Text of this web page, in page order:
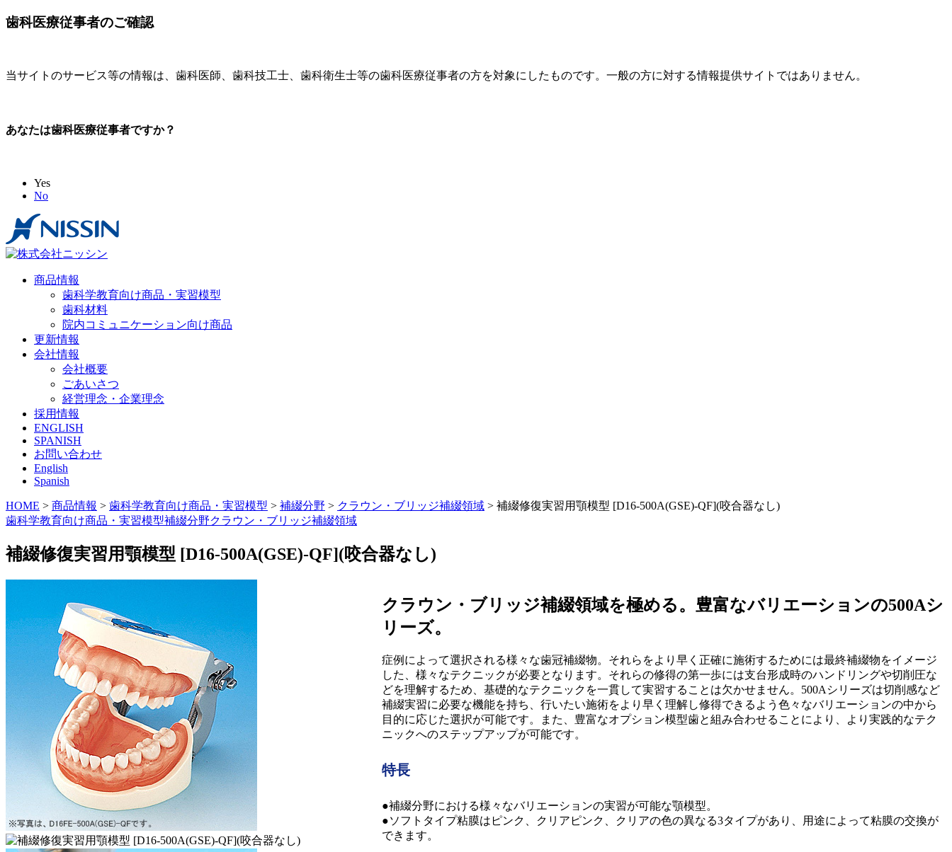
歯科医療従事者のご確認
当サイトのサービス等の情報は、歯科医師、歯科技工士、歯科衛生士等の歯科医療従事者の方を対象にしたものです。一般の方に対する情報提供サイトではありません。
あなたは歯科医療従事者ですか？
Yes
No
商品情報
歯科学教育向け商品・実習模型
歯科材料
院内コミュニケーション向け商品
更新情報
会社情報
会社概要
ごあいさつ
経営理念・企業理念
採用情報
ENGLISH
SPANISH
お問い合わせ
English
Spanish
HOME > 商品情報 > 歯科学教育向け商品・実習模型 > 補綴分野 > クラウン・ブリッジ補綴領域 > 補綴修復実習用顎模型 [D16-500A(GSE)-QF](咬合器なし)
歯科学教育向け商品・実習模型補綴分野クラウン・ブリッジ補綴領域
補綴修復実習用顎模型 [D16-500A(GSE)-QF](咬合器なし)
クラウン・ブリッジ補綴領域を極める。豊富なバリエーションの500Aシ
リーズ。
症例によって選択される様々な歯冠補綴物。それらをより早く正確に施術するためには最終補綴物をイメージ
した、様々なテクニックが必要となります。それらの修得の第一歩には支台形成時のハンドリングや切削圧な
どを理解するため、基礎的なテクニックを一貫して実習することは欠かせません。500Aシリーズは切削感など
補綴実習に必要な機能を持ち、行いたい施術をより早く理解し修得できるよう色々なバリエーションの中から
目的に応じた選択が可能です。また、豊富なオプション模型歯と組み合わせることにより、より実践的なテク
ニックへのステップアップが可能です。
特長
●補綴分野における様々なバリエーションの実習が可能な顎模型。
●ソフトタイプ粘膜はピンク、クリアピンク、クリアの色の異なる3タイプがあり、用途によって粘膜の交換が
できます。